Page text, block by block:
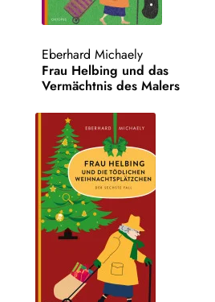
Eberhard Michaely
Frau Helbing und das
Vermächtnis des Malers